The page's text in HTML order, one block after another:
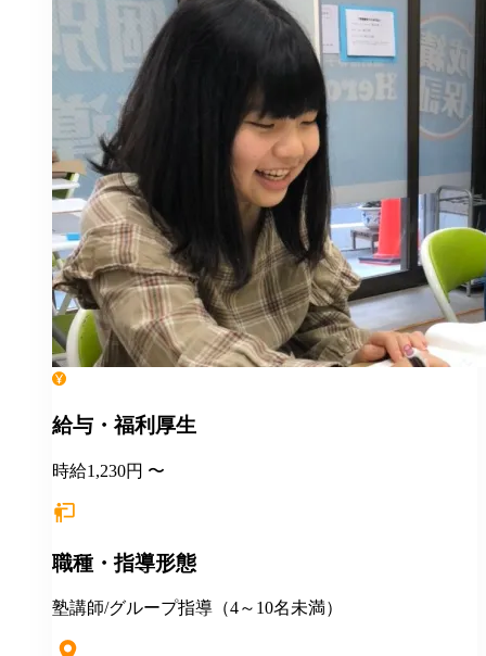
給与・福利厚生
時給1,230円 〜
職種・指導形態
塾講師/グループ指導（4～10名未満）